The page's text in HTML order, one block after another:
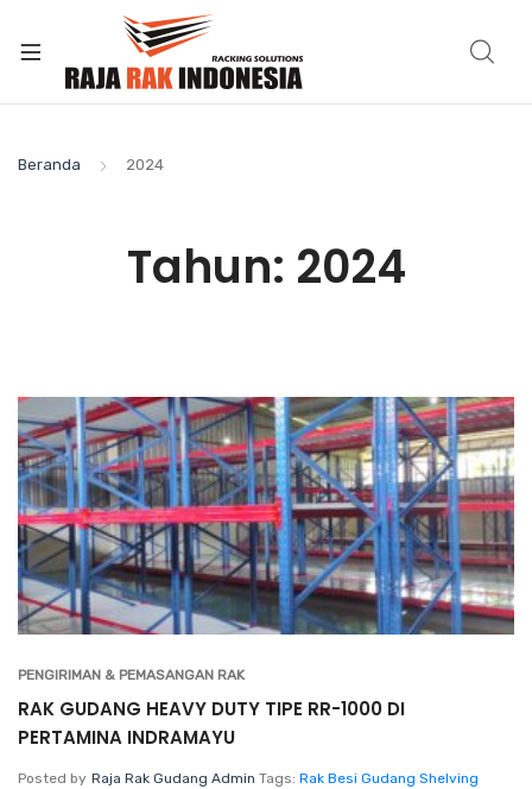
Beranda 2024
Tahun: 2024
PENGIRIMAN & PEMASANGAN RAK
RAK GUDANG HEAVY DUTY TIPE RR-1000 DI
PERTAMINA INDRAMAYU
Posted by Raja Rak Gudang Admin Tags: Rak Besi Gudang Shelving